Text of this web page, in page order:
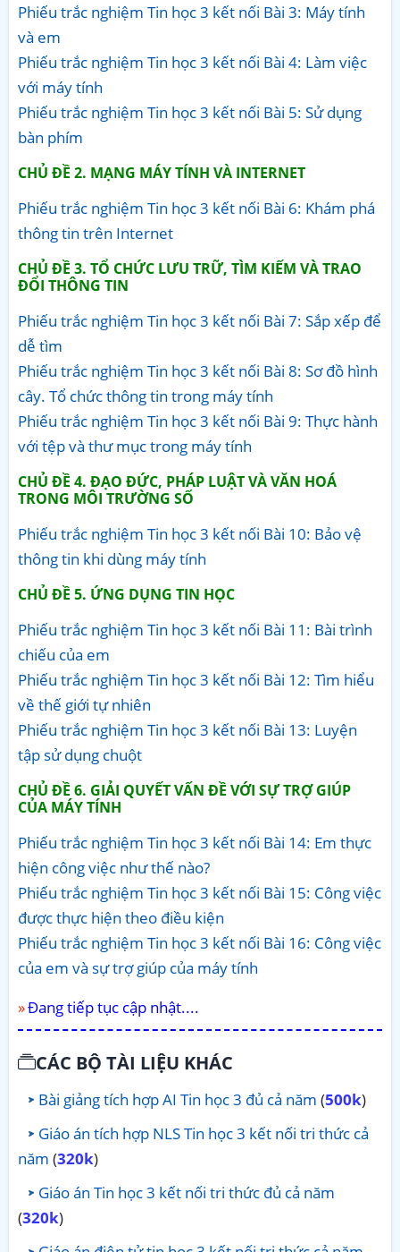
Phiếu trắc nghiệm Tin học 3 kết nối Bài 3: Máy tính
và em
Phiếu trắc nghiệm Tin học 3 kết nối Bài 4: Làm việc
với máy tính
Phiếu trắc nghiệm Tin học 3 kết nối Bài 5: Sử dụng
bàn phím
CHỦ ĐỀ 2. MẠNG MÁY TÍNH VÀ INTERNET
Phiếu trắc nghiệm Tin học 3 kết nối Bài 6: Khám phá
thông tin trên Internet
CHỦ ĐỀ 3. TỔ CHỨC LƯU TRỮ, TÌM KIẾM VÀ TRAO
ĐỔI THÔNG TIN
Phiếu trắc nghiệm Tin học 3 kết nối Bài 7: Sắp xếp để
dễ tìm
Phiếu trắc nghiệm Tin học 3 kết nối Bài 8: Sơ đồ hình
cây. Tổ chức thông tin trong máy tính
Phiếu trắc nghiệm Tin học 3 kết nối Bài 9: Thực hành
với tệp và thư mục trong máy tính
CHỦ ĐỀ 4. ĐẠO ĐỨC, PHÁP LUẬT VÀ VĂN HOÁ
TRONG MÔI TRƯỜNG SỐ
Phiếu trắc nghiệm Tin học 3 kết nối Bài 10: Bảo vệ
thông tin khi dùng máy tính
CHỦ ĐỀ 5. ỨNG DỤNG TIN HỌC
Phiếu trắc nghiệm Tin học 3 kết nối Bài 11: Bài trình
chiếu của em
Phiếu trắc nghiệm Tin học 3 kết nối Bài 12: Tìm hiểu
về thế giới tự nhiên
Phiếu trắc nghiệm Tin học 3 kết nối Bài 13: Luyện
tập sử dụng chuột
CHỦ ĐỀ 6. GIẢI QUYẾT VẤN ĐỀ VỚI SỰ TRỢ GIÚP
CỦA MÁY TÍNH
Phiếu trắc nghiệm Tin học 3 kết nối Bài 14: Em thực
hiện công việc như thế nào?
Phiếu trắc nghiệm Tin học 3 kết nối Bài 15: Công việc
được thực hiện theo điều kiện
Phiếu trắc nghiệm Tin học 3 kết nối Bài 16: Công việc
của em và sự trợ giúp của máy tính
Đang tiếp tục cập nhật....
CÁC BỘ TÀI LIỆU KHÁC
Bài giảng tích hợp AI Tin học 3 đủ cả năm (500k)
Giáo án tích hợp NLS Tin học 3 kết nối tri thức cả
năm (320k)
Giáo án Tin học 3 kết nối tri thức đủ cả năm
(320k)